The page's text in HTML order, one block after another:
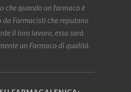
che quando un farmaco è
da Farmacisti che reputano
il loro lavoro, esso sarà
un Farmaco di qualità.